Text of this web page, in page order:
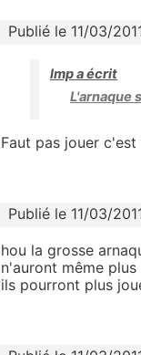
Publié le 11/03/
lmp a écrit
L'arnaque
Faut pas jouer c'est
Publié le 11/03/
hou la grosse
n'auront même
ils pourront plus